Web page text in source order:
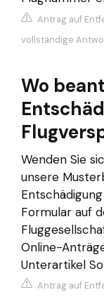
Antrag auf
vollständige
Wo
Wenden Sie
unsere
Formular auf
Online-
Unterartikel
Antrag auf